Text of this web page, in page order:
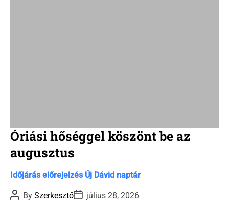
Óriási hőséggel köszönt be az
augusztus
C
t
Időjárás előrejelzés Új Dávid naptár
P
o
By SzerkesztőP
o
július 28, 2026